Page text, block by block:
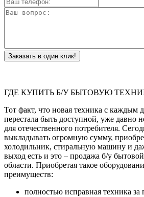
Заказать в один клик!
ГДЕ КУПИТЬ Б/У БЫТОВУЮ
Тот факт, что новая техника с каждым
перестала быть доступной, уже давно
для отечественного потребителя.
выкладывать огромную сумму,
холодильник, стиральную машину и
выход есть и это – продажа б/у
области. Приобретая такое
преимуществ:
полностью исправная техника